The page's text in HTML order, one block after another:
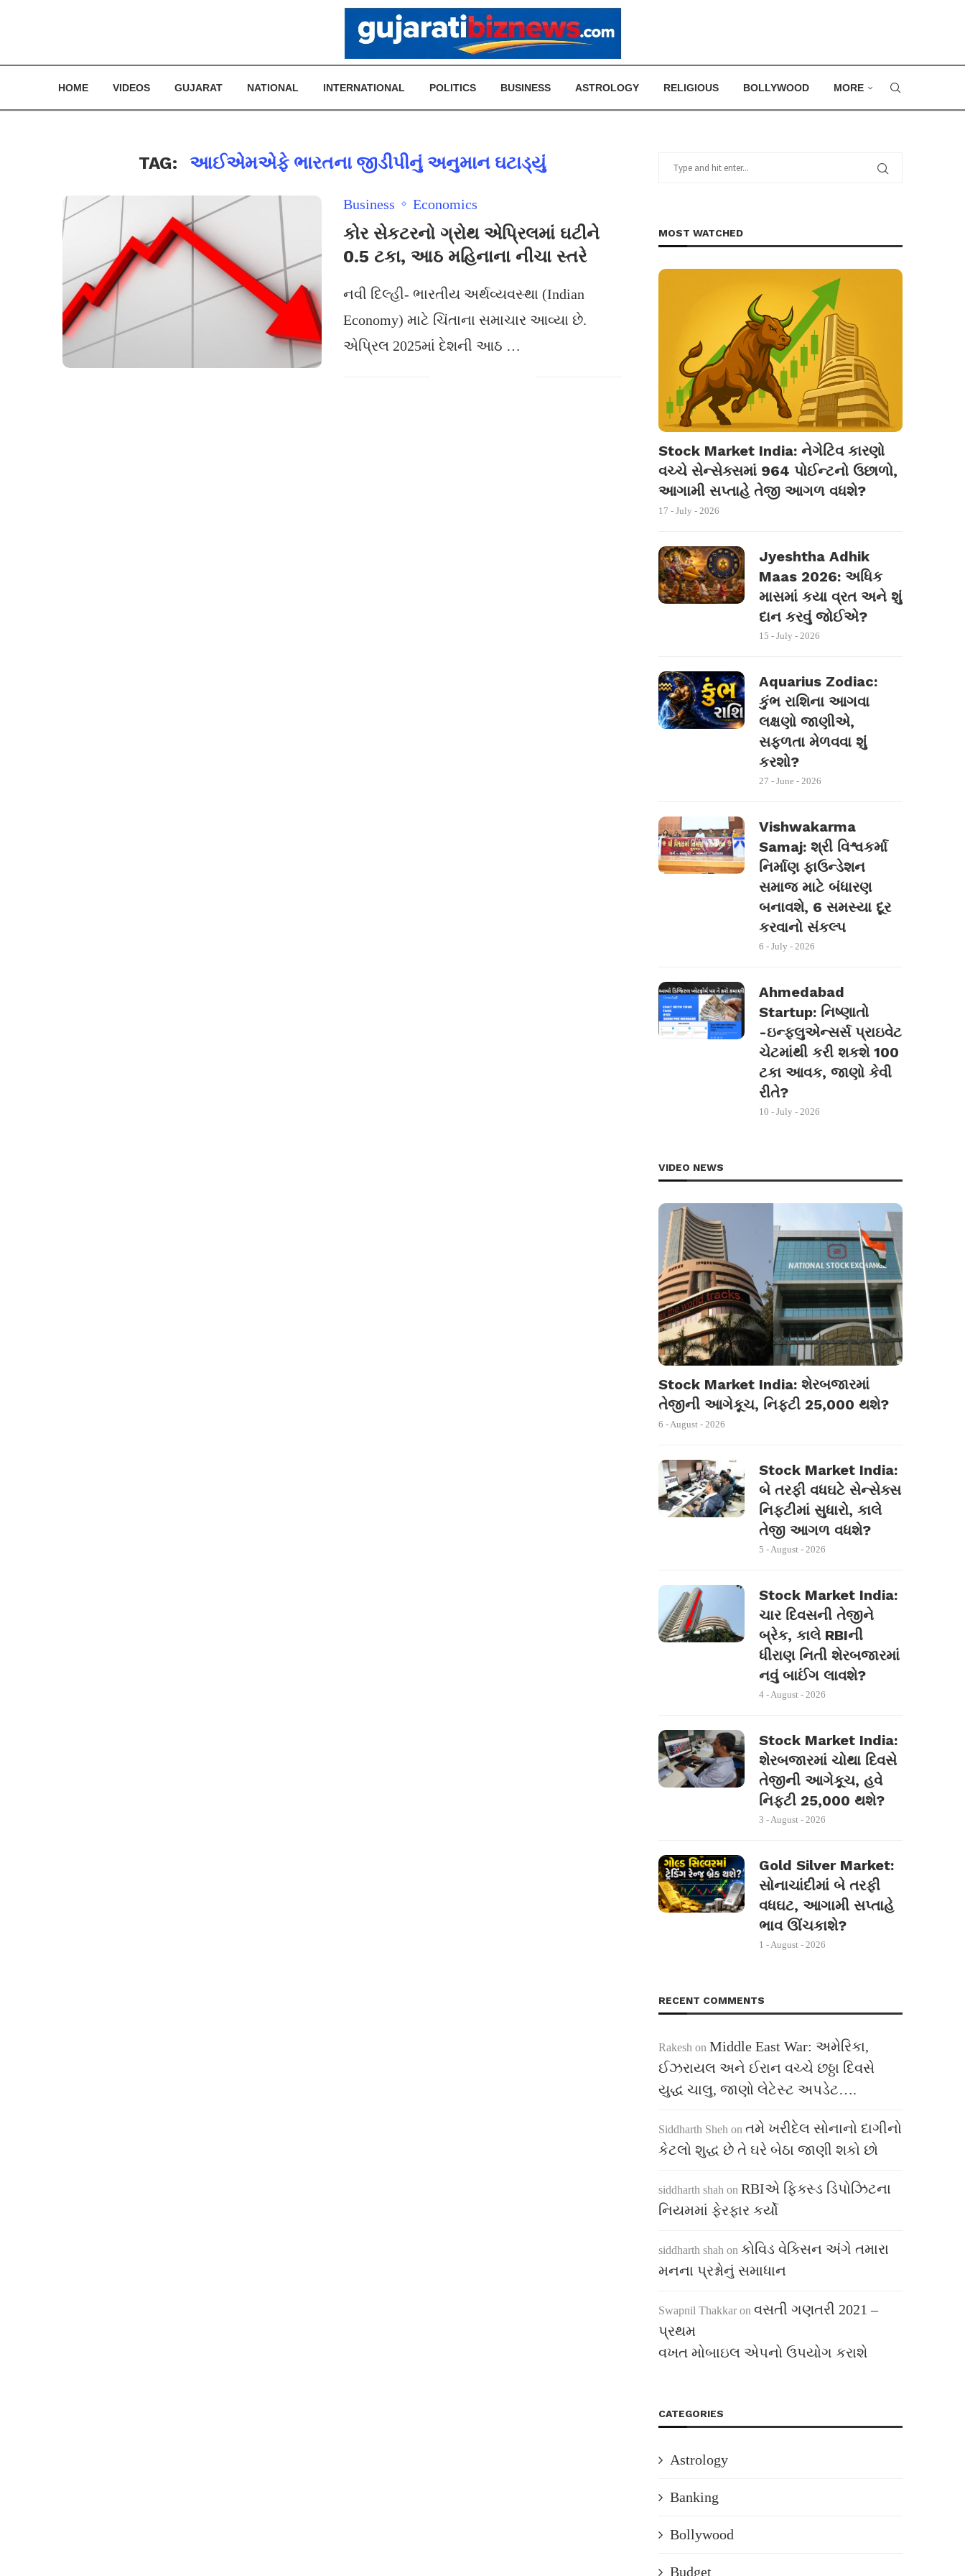
HOME VIDEOS GUJARAT NATIONAL INTERNATIONAL POLITICS BUSINESS ASTROLOGY RELIGIOUS BOLLYWOOD MORE
TAG: આઈએમએફે ભારતના જીડીપીનું અનુમાન ઘટાડ્યું
Business Economics
કોર સેકટરનો ગ્રોથ એપ્રિલમાં ઘટીને
0.5 ટકા, આઠ મહિનાના નીચા સ્તરે
નવી દિલ્હી- ભારતીય અર્થવ્યવસ્થા (Indian
Economy) માટે ચિંતાના સમાચાર આવ્યા છે.
એપ્રિલ 2025માં દેશની આઠ …
MOST WATCHED
Stock Market India: નેગેટિવ કારણો
વચ્ચે સેન્સેક્સમાં 964 પોઈન્ટનો ઉછાળો,
આગામી સપ્તાહે તેજી આગળ વધશે?
17 - July - 2026
Jyeshtha Adhik
Maas 2026: અધિક
માસમાં કયા વ્રત અને શું
દાન કરવું જોઈએ?
15 - July - 2026
Aquarius Zodiac:
કુંભ રાશિના આગવા
લક્ષણો જાણીએ,
સફળતા મેળવવા શું
કરશો?
27 - June - 2026
Vishwakarma
Samaj: શ્રી વિશ્વકર્મા
નિર્માણ ફાઉન્ડેશન
સમાજ માટે બંધારણ
બનાવશે, 6 સમસ્યા દૂર
કરવાનો સંકલ્પ
6 - July - 2026
Ahmedabad
Startup: નિષ્ણાતો
-ઇન્ફ્લુએન્સર્સ પ્રાઇવેટ
ચેટમાંથી કરી શકશે 100
ટકા આવક, જાણો કેવી
રીતે?
10 - July - 2026
VIDEO NEWS
Stock Market India: શેરબજારમાં
તેજીની આગેકૂચ, નિફ્ટી 25,000 થશે?
6 - August - 2026
Stock Market India:
બે તરફી વધઘટે સેન્સેક્સ
નિફ્ટીમાં સુધારો, કાલે
તેજી આગળ વધશે?
5 - August - 2026
Stock Market India:
ચાર દિવસની તેજીને
બ્રેક, કાલે RBIની
ધીરાણ નિતી શેરબજારમાં
નવું બાઈંગ લાવશે?
4 - August - 2026
Stock Market India:
શેરબજારમાં ચોથા દિવસે
તેજીની આગેકૂચ, હવે
નિફ્ટી 25,000 થશે?
3 - August - 2026
Gold Silver Market:
સોનાચાંદીમાં બે તરફી
વધઘટ, આગામી સપ્તાહે
ભાવ ઊંચકાશે?
1 - August - 2026
RECENT COMMENTS
Rakesh on Middle East War: અમેરિકા,
ઈઝરાયલ અને ઈરાન વચ્ચે છઠ્ઠા દિવસે
યુદ્ધ ચાલુ, જાણો લેટેસ્ટ અપડેટ….
Siddharth Sheh on તમે ખરીદેલ સોનાનો દાગીનો
કેટલો શુદ્ધ છે તે ઘરે બેઠા જાણી શકો છો
siddharth shah on RBIએ ફિક્સ્ડ ડિપોઝિટના
નિયમમાં ફેરફાર કર્યો
siddharth shah on કોવિડ વેક્સિન અંગે તમારા
મનના પ્રશ્નોનું સમાધાન
Swapnil Thakkar on વસતી ગણતરી 2021 –
પ્રથમ
વખત મોબાઇલ એપનો ઉપયોગ કરાશે
CATEGORIES
Astrology
Banking
Bollywood
Budget